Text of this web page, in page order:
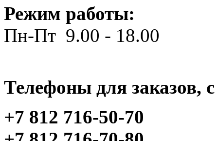
Режим работы:
Пн-Пт 9.00 - 18.00
Телефоны для заказов,
+7 812 716-50-70